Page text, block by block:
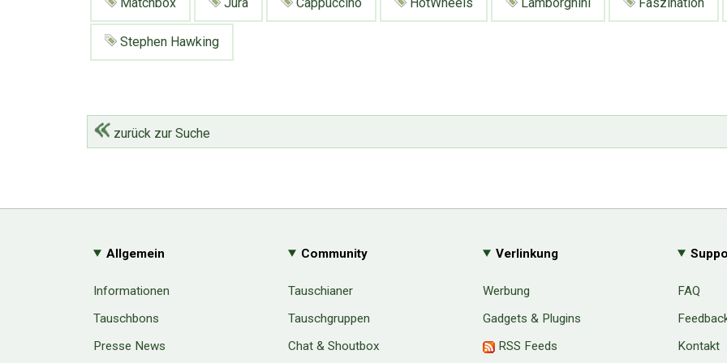
Matchbox Jura Cappuccino HotWheels Lamborghini Faszination
Stephen Hawking
zurück zur Suche
Allgemein
Informationen
Tauschbons
Presse News
Community
Tauschianer
Tauschgruppen
Chat & Shoutbox
Verlinkung
Werbung
Gadgets & Plugins
RSS Feeds
FAQ
Kontakt